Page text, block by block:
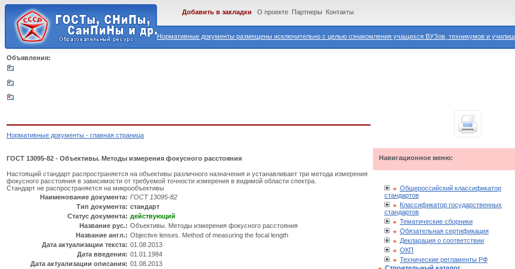
Нормативные документы размещены исключительно с целью ознакомления учащихся ВУЗов, техникумов и училищ.
Добавить в закладки О проекте Партнеры Контакты
Объявления:
Нормативные документы - главная страница
ГОСТ 13095-82 - Объективы. Методы измерения фокусного расстояния
Настоящий стандарт распространяется на объективы различного назначения и устанавливает три метода измерения
фокусного расстояния в зависимости от требуемой точности измерения в видимой области спектра.
Стандарт не распространяется на микрообъективы
Наименование документа: ГОСТ 13095-82
Тип документа: стандарт
Статус документа: действующий
Название рус.: Объективы. Методы измерения фокусного расстояния
Название англ.: Objective lenses. Method of measuring the focal length
Дата актуализации текста: 01.08.2013
Дата введения: 01.01.1984
Дата актуализации описания: 01.08.2013
Навигационное меню:
Общероссийский классификатор
стандартов
Классификатор государственных
стандартов
Тематические сборники
Обязательная сертификация
Декларация о соответствии
ОКП
Технические регламенты РФ